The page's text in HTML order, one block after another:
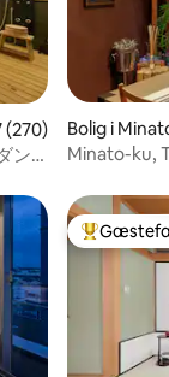
af 5 i
(270)
ン
Bolig i
Minato-ku,
Bedste